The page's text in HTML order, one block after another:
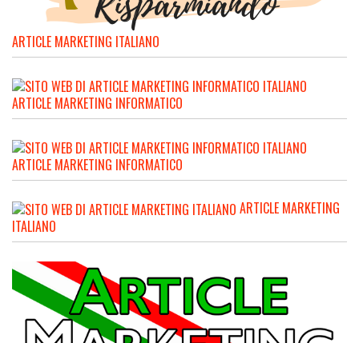
ARTICLE MARKETING ITALIANO
ARTICLE MARKETING INFORMATICO
ARTICLE MARKETING INFORMATICO
ARTICLE MARKETING
ITALIANO